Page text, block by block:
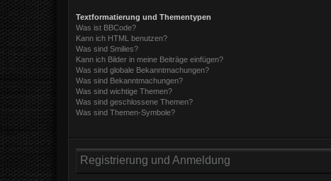
Textformatierung und Thementypen
Was ist BBCode?
Kann ich HTML benutzen?
Was sind Smilies?
Kann ich Bilder in meine Beiträge einfügen?
Was sind globale Bekanntmachungen?
Was sind Bekanntmachungen?
Was sind wichtige Themen?
Was sind geschlossene Themen?
Was sind Themen-Symbole?
Registrierung und Anmeldung